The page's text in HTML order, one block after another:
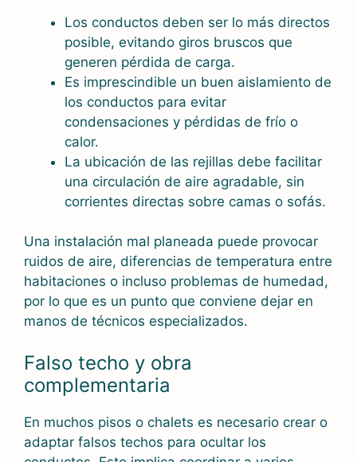
Los conductos deben ser lo más directos
posible, evitando giros bruscos que
generen pérdida de carga.
Es imprescindible un buen aislamiento de
los conductos para evitar
condensaciones y pérdidas de frío o
calor.
La ubicación de las rejillas debe facilitar
una circulación de aire agradable, sin
corrientes directas sobre camas o sofás.
Una instalación mal planeada puede provocar
ruidos de aire, diferencias de temperatura entre
habitaciones o incluso problemas de humedad,
por lo que es un punto que conviene dejar en
manos de técnicos especializados.
Falso techo y obra
complementaria
En muchos pisos o chalets es necesario crear o
adaptar falsos techos para ocultar los